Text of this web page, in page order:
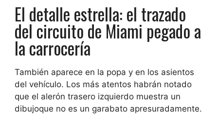
El detalle estrella: el trazado
del circuito de Miami pegado a
la carrocería
También aparece en la popa y en los asientos
del vehículo. Los más atentos habrán notado
que el alerón trasero izquierdo muestra un
dibujoque no es un garabato apresuradamente.